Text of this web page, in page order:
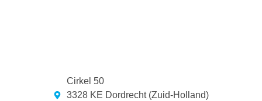
Cirkel 50
3328 KE Dordrecht (Zuid-Holland)